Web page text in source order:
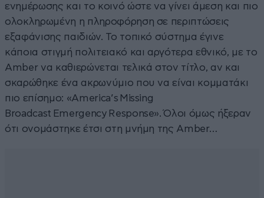
ενημέρωσης και το κοινό ώστε να γίνει άμεση και πιο
ολοκληρωμένη η πληροφόρηση σε περιπτώσεις
εξαφάνισης παιδιών. Το τοπικό σύστημα έγινε
κάποια στιγμή πολιτειακό και αργότερα εθνικό, με το
Amber να καθιερώνεται τελικά στον τίτλο, αν και
σκαρώθηκε ένα ακρωνύμιο που να είναι κομματάκι
πιο επίσημο: «America’s Missing
Broadcast Emergency Response». Όλοι όμως ήξεραν
ότι ονομάστηκε έτσι στη μνήμη της Amber…